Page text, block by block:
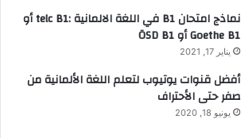
نماذج امتحان B1 في اللغة الالمانية :telc B1 أو
Goethe B1 أو ÖSD B1
يناير 17, 2021
أفضل قنوات يوتيوب لتعلم اللغة الألمانية من
صفر حتى الأحتراف
يونيو 18, 2020